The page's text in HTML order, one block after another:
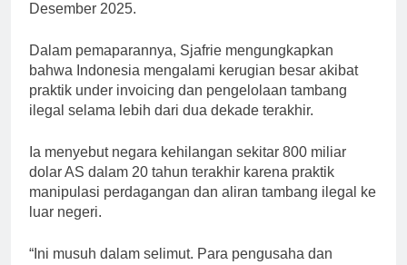
Desember 2025.
Dalam pemaparannya, Sjafrie mengungkapkan
bahwa Indonesia mengalami kerugian besar akibat
praktik under invoicing dan pengelolaan tambang
ilegal selama lebih dari dua dekade terakhir.
Ia menyebut negara kehilangan sekitar 800 miliar
dolar AS dalam 20 tahun terakhir karena praktik
manipulasi perdagangan dan aliran tambang ilegal ke
luar negeri.
“Ini musuh dalam selimut. Para pengusaha dan